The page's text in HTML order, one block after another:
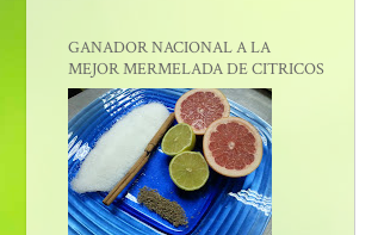
GANADOR NACIONAL A LA
MEJOR MERMELADA DE CITRICOS